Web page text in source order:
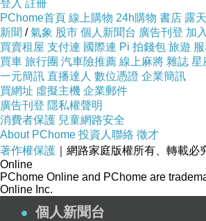
1000元耶!真是划算了，早上買下
一定要每天進會員專區看看有甚
喔！有時雖然有momo 全站85折，
算啦！各位水水們買美妝保健產品
買喔!超划算的
喔！(常有300-2000元不等的折價卷)
一定要推薦:
登入 註冊
PChome首頁 線上購物 24h購物 書店 露
新聞 /氣象 股市 個人新聞台 廣告刊登 加
買賣租屋 支付連 國際連 Pi 拍錢包 旅遊
買車 旅行團 汽車險推薦 線上麻將 雜誌 星
一元簡訊 直播達人 數位憑證 企業簡訊
買網址 虛擬主機 企業郵件
廣告刊登 隱私權聲明
消費者保護 兒童網路安全
About PChome 投資人聯絡 徵才
著作權保護 ｜網路家庭版權所有、轉載必
Online
PChome Online and PChome are
Online Inc.
個人新聞台